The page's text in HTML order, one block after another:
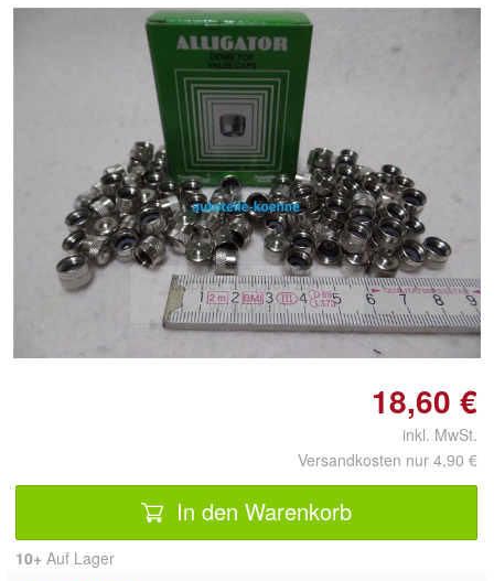
Doppelt antippen zum
vergrößern
18,60 €
inkl. MwSt.
Versandkosten nur 4,90 €
In den Warenkorb
10+ Auf Lager